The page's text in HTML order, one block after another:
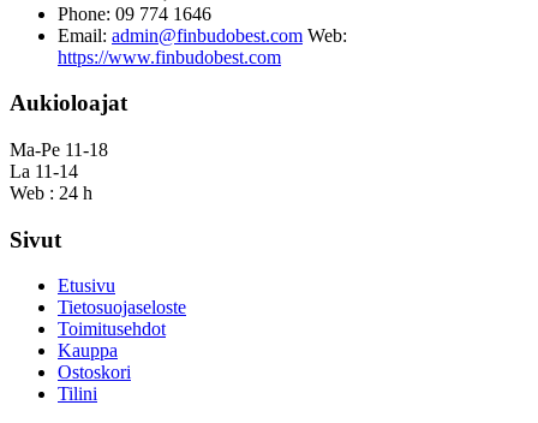
Phone: 09 774 1646
Email: admin@finbudobest.com Web:
https://www.finbudobest.com
Aukioloajat
Ma-Pe 11-18
La 11-14
Web : 24 h
Sivut
Etusivu
Tietosuojaseloste
Toimitusehdot
Kauppa
Ostoskori
Tilini